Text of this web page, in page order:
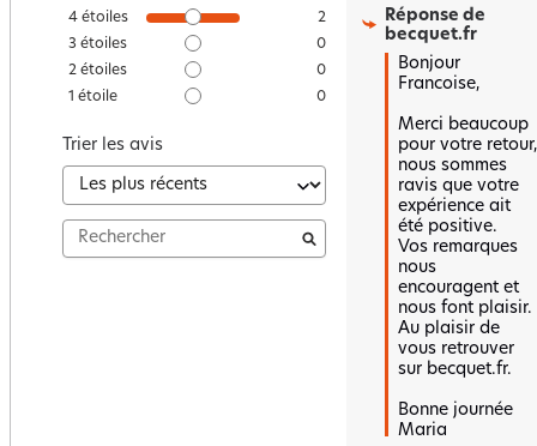
4 étoiles
2
3 étoiles
0
2 étoiles
0
1 étoile 0
Trier les avis
Réponse de
becquet.fr
Bonjour
Francoise,
Merci beaucoup
pour votre retour,
nous sommes
ravis que votre
expérience ait
été positive.
Vos remarques
nous
encouragent et
nous font plaisir.
Au plaisir de
vous retrouver
sur becquet.fr.
Bonne journée
Maria